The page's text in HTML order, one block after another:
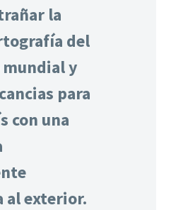
la
del
y
para
con una
al exterior.